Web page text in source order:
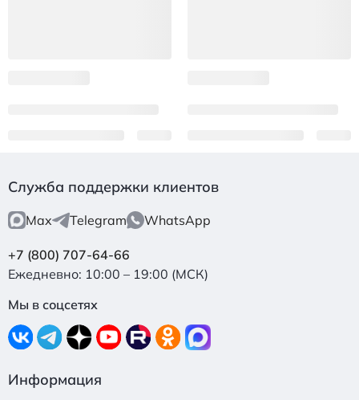
Служба поддержки клиентов
Max Telegram WhatsApp
+7 (800) 707-64-66
Ежедневно: 10:00 – 19:00 (МСК)
Мы в соцсетях
Информация